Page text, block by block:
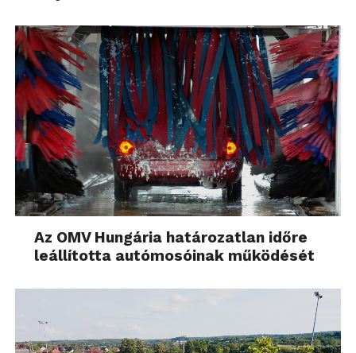
Az OMV Hungária határozatlan időre
leállította autómosóinak működését